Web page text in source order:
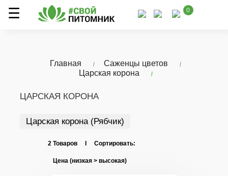
0
Главная
Саженцы цветов
Царская корона
ЦАРСКАЯ КОРОНА
Царская корона (Рябчик)
2 Товаров I Сортировать: